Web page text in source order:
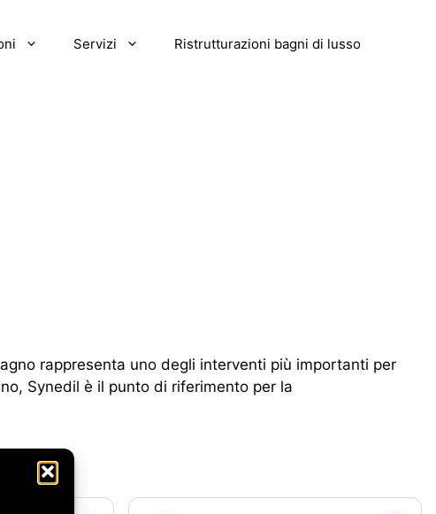
Servizi Ristrutturazioni bagni di lusso
rappresenta uno degli interventi più importanti per
Synedil è il punto di riferimento per la